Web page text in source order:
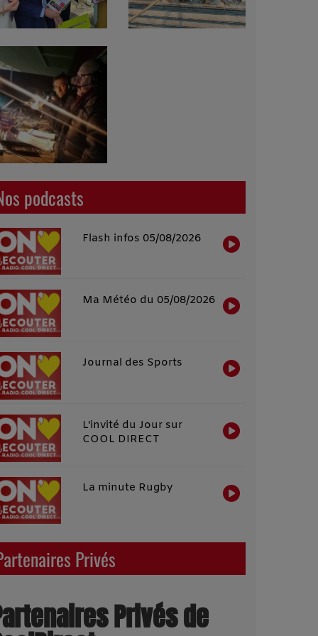
podcasts
Flash infos 05/08/2026
Ma Météo du 05/08/2026
Journal des Sports
L'invité du Jour sur
COOL DIRECT
La minute Rugby
Privés
Privés de